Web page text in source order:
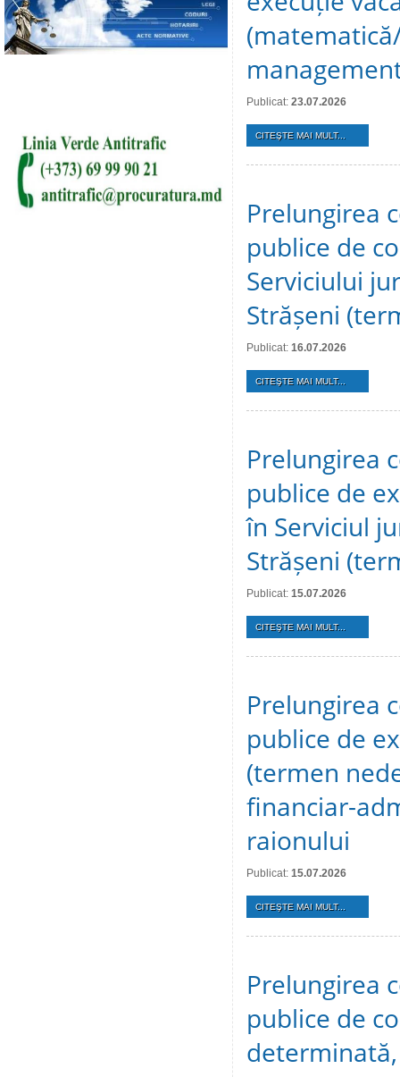
Publicat: 23.07.2026
CITEŞTE MAI MULT...
Prelungirea
publice de
Serviciului
Strășeni
Publicat: 16.07.2026
CITEŞTE MAI MULT...
Prelungirea
publice de
în Serviciul
Strășeni
Publicat: 15.07.2026
CITEŞTE MAI MULT...
Prelungirea
publice de
(termen
financiar-
raionului
Publicat: 15.07.2026
CITEŞTE MAI MULT...
Prelungirea
publice de